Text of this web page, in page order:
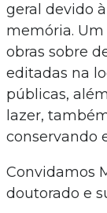
geral devido
memória.
obras sobre
editadas na
públicas,
lazer,
conservando
Convidamos
doutorado e